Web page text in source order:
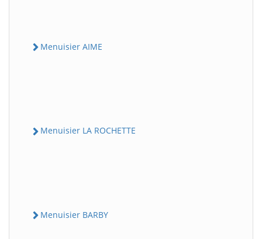
Menuisier AIME
Menuisier LA ROCHETTE
Menuisier BARBY